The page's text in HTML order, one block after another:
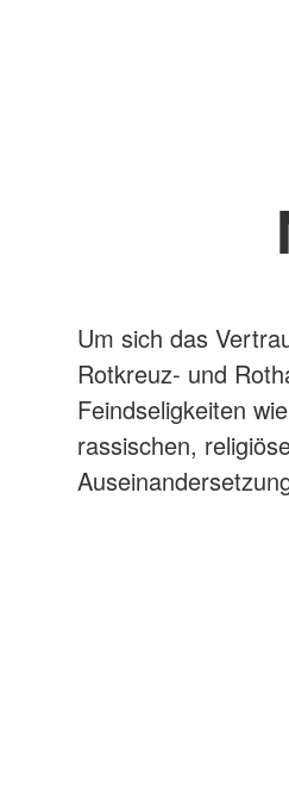
Um sich das
Rotkreuz- und
Feindseligkeiten
rassischen,